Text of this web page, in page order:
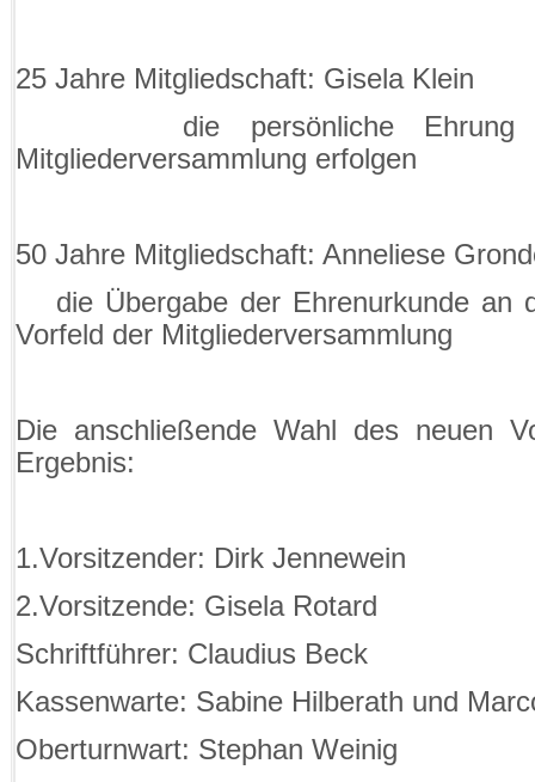
25 Jahre Mitgliedschaft: Gisela Klein
die persönliche
Mitgliederversammlung erfolgen
50 Jahre Mitgliedschaft: Anneliese
die Übergabe der Ehrenurkunde an
Vorfeld der Mitgliederversammlung
Die anschließende Wahl des neuen
Ergebnis:
1.Vorsitzender: Dirk Jennewein
2.Vorsitzende: Gisela Rotard
Schriftführer: Claudius Beck
Kassenwarte: Sabine Hilberath und
Oberturnwart: Stephan Weinig